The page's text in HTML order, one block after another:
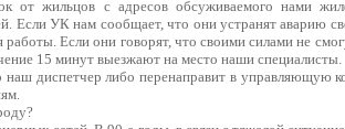
от жильцов с адресов обсуживаемого нами
Если УК нам сообщает, что они устранят аварию
Если они говорят, что своими силами не
15 минут выезжают на место наши специалисты.
диспетчер либо перенаправит в управляющую